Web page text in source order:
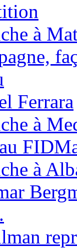
à
Ferrara
à
à